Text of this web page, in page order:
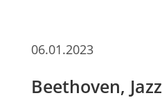
06.01.2023
Beethoven,